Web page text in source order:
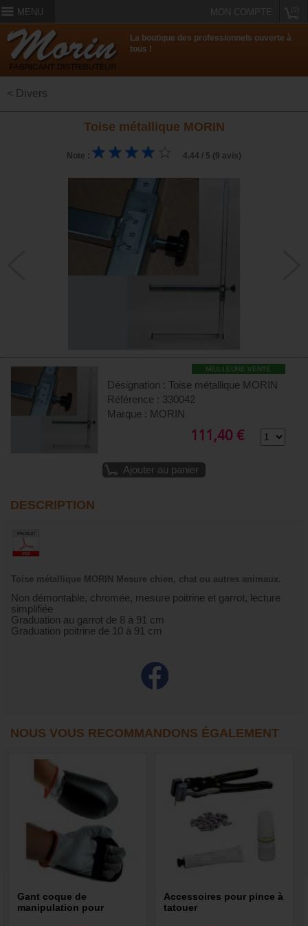
MENU MON COMPTE
La boutique des professionnels ouverte à
tous !
< Divers
Toise métallique MORIN
Note : 4.44 / 5 (9 avis)
MEILLEURE VENTE
Désignation : Toise métallique MORIN
Référence : 330042
Marque : MORIN
111,40 €
Ajouter au panier
DESCRIPTION
Toise métallique MORIN Mesure chien, chat ou autres animaux.
Non démontable, chromée, mesure poitrine et garrot, lecture
simplifiée
Graduation au garrot de 8 à 91 cm
Graduation poitrine de 10 à 91 cm
NOUS VOUS RECOMMANDONS ÉGALEMENT
Gant coque de
manipulation pour
Accessoires pour pince à
tatouer